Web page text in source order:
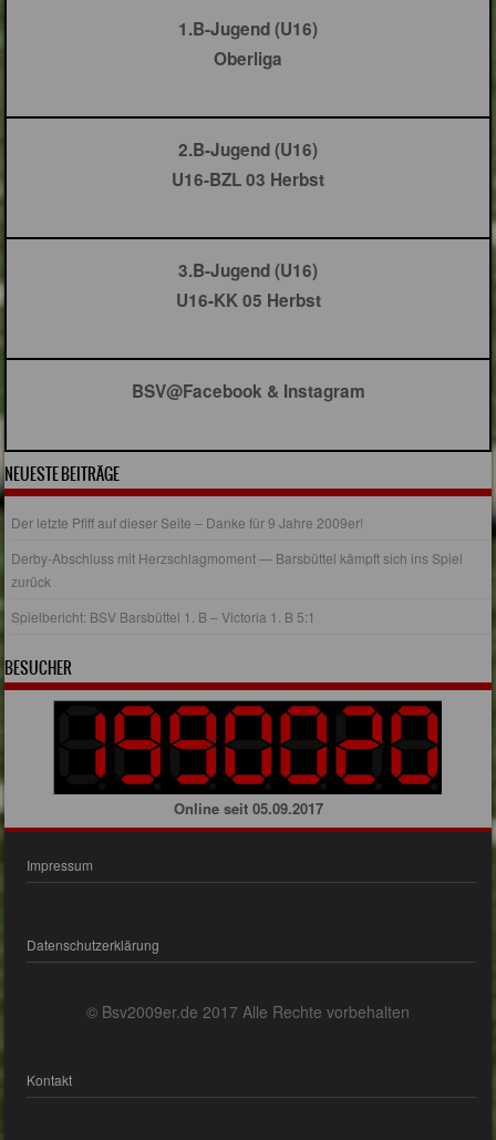
1.B-Jugend (U16)
Oberliga
2.B-Jugend (U16)
U16-BZL 03 Herbst
3.B-Jugend (U16)
U16-KK 05 Herbst
BSV@Facebook & Instagram
NEUESTE BEITRÄGE
Der letzte Pfiff auf dieser Seite – Danke für 9 Jahre 2009er!
Derby-Abschluss mit Herzschlagmoment — Barsbüttel kämpft sich ins Spiel
zurück
Spielbericht: BSV Barsbüttel 1. B – Victoria 1. B 5:1
BESUCHER
Online seit 05.09.2017
Impressum
Datenschutzerklärung
© Bsv2009er.de 2017 Alle Rechte vorbehalten
Kontakt